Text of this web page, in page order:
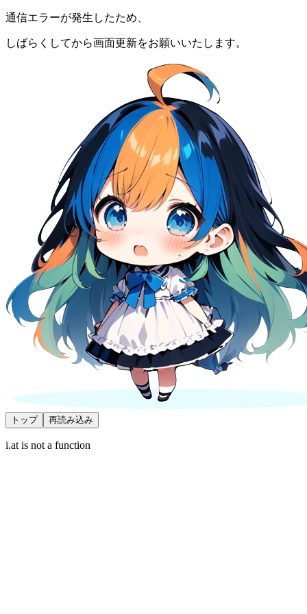
通信エラーが発生したため、
しばらくしてから画面更新をお願いいたします。
トップ 再読み込み
i.at is not a function